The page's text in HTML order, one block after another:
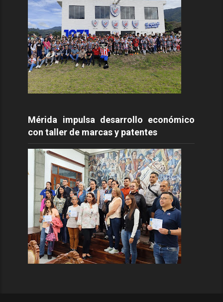
Mérida impulsa desarrollo económico
con taller de marcas y patentes